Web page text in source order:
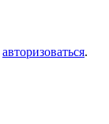
авторизоваться.